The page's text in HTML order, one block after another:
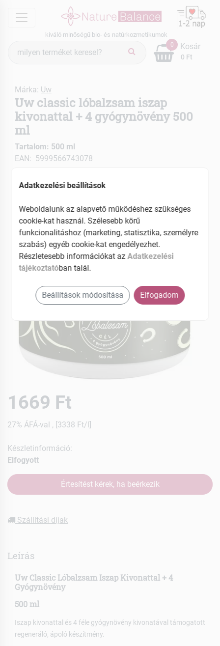
menu
kiváló minőségű bio- és natúrkozmetikumok
keresés
0
0 Ft
Kosár
Márka: Uw
Uw classic lóbalzsam iszap
kivonattal + 4 gyógynövény 500
ml
Tartalom: 500 ml
EAN: 5999566743078
4.7 (3)
1669 Ft
27% ÁFÁ-val , [3338 Ft/l]
Készletinformáció:
Elfogyott
Értesítést kérek, ha beérkezik
Szállítási díjak
Leírás
Uw Classic Lóbalzsam Iszap Kivonattal + 4
Gyógynövény
500 ml
Iszap kivonattal és 4 féle gyógynövény kivonatával támogatott
regeneráló, ápoló készítmény.
Adatkezelési beállítások
Weboldalunk az alapvető működéshez szükséges
cookie-kat használ. Szélesebb körű
funkcionalitáshoz (marketing, statisztika, személyre
szabás) egyéb cookie-kat engedélyezhet.
Részletesebb információkat azAdatkezelési
tájékoztatóban talál.
Beállítások módosítása Elfogadom